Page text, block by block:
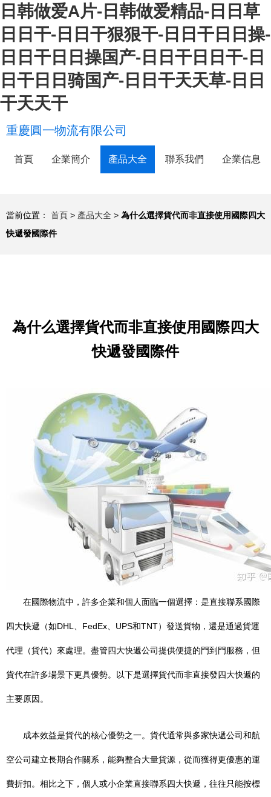
日韩做爱A片-日韩做爱精品-日日草
日日干-日日干狠狠干-日日干日日操-
日日干日日操国产-日日干日日干-日
日干日日骑国产-日日干天天草-日日
干天天干
重慶圓一物流有限公司
首頁 企業簡介 產品大全 聯系我們 企業信息
當前位置： 首頁 > 產品大全 > 為什么選擇貨代而非直接使用國際四大
快遞發國際件
為什么選擇貨代而非直接使用國際四大
快遞發國際件
在國際物流中，許多企業和個人面臨一個選擇：是直接聯系國際
四大快遞（如DHL、FedEx、UPS和TNT）發送貨物，還是通過貨運
代理（貨代）來處理。盡管四大快遞公司提供便捷的門到門服務，但
貨代在許多場景下更具優勢。以下是選擇貨代而非直接發四大快遞的
主要原因。
成本效益是貨代的核心優勢之一。貨代通常與多家快遞公司和航
空公司建立長期合作關系，能夠整合大量貨源，從而獲得更優惠的運
費折扣。相比之下，個人或小企業直接聯系四大快遞，往往只能按標